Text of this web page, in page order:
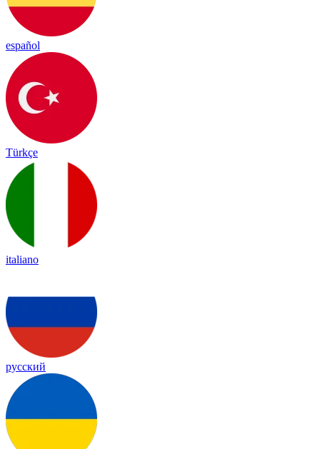
español
Türkçe
italiano
русский